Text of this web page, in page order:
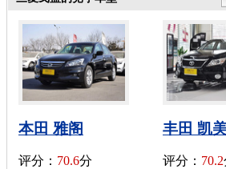
本田 雅阁
评分： 70.6分
丰田 凯
评分： 70.2